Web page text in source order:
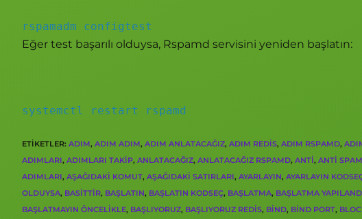
rspamadm configtest
Eğer test başarılı olduysa, Rspamd servisini yeniden başlatın:
systemctl restart rspamd
ETIKETLER: ADIM, ADIM ADIM, ADIM ANLATACAĞIZ, ADIM REDIS, ADIM RSPAMD,
ADIMLARI, ADIMLARI TAKIP, ANLATACAĞIZ, ANLATACAĞIZ RSPAMD, ANTI, ANTI SPAM
ADIMLARI, AŞAĞIDAKI KOMUT, AŞAĞIDAKI SATIRLARI, AYARLAYIN, AYARLAYIN
OLDUYSA, BASITTIR, BAŞLATIN, BAŞLATIN KODSEÇ, BAŞLATMA, BAŞLATMA
BAŞLATMAYIN ÖNCELIKLE, BAŞLIYORUZ, BAŞLIYORUZ REDIS, BIND, BIND PORT,